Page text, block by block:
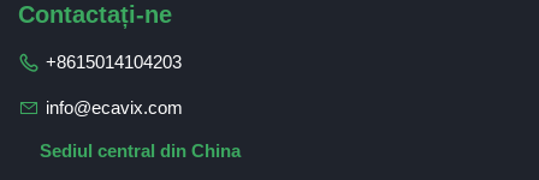
Contactați-ne
+8615014104203
info@ecavix.com
Sediul central din China